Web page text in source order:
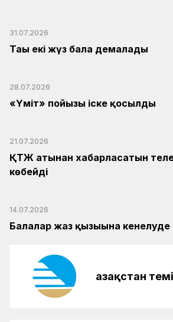
31.07.2026
Тағы екі жүз бала демалады
28.07.2026
«Үміт» пойызы іске қосылды
21.07.2026
ҚТЖ атынан хабарласатын
көбейді
14.07.2026
Балалар жаз қызығына кенелуде
Қазақстан